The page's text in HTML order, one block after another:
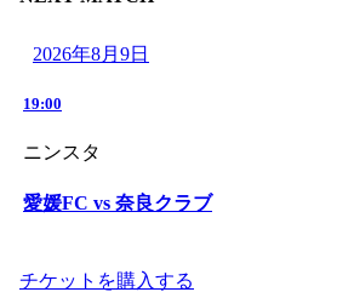
2026年8月9日
19:00
ニンスタ
愛媛FC vs 奈良クラブ
チケットを購入する